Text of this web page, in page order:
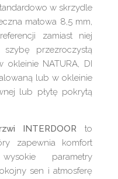
w skrzydle
matowa 8,5 mm,
zamiast niej
przezroczystą
NATURA, DI
lub w okleinie
lub płytę pokrytą
INTERDOOR to
zapewnia komfort
parametry
sen i atmosferę